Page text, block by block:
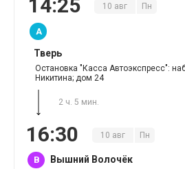
14:25 10 авг Пн
A
Тверь
Остановка "Касса Автоэкспресс":
Никитина; дом 24
2 ч. 5 мин.
16:30 10 авг Пн
B Вышний Волочёк